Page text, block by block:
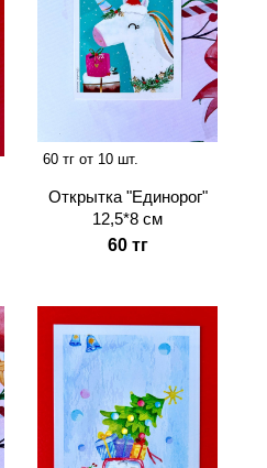
60 тг от 10 шт.
Открытка "Единорог"
12,5*8 см
60 тг